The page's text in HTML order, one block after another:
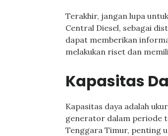
Terakhir, jangan lupa
Central Diesel, sebagai
dapat memberikan
melakukan riset dan
Kapasitas
Kapasitas daya adalah
generator dalam periode
Tenggara Timur, penting